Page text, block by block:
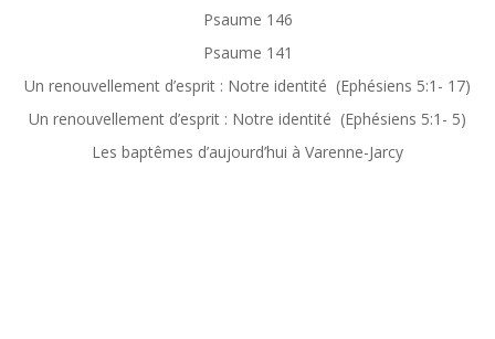
Psaume 146
Psaume 141
Un renouvellement d’esprit : Notre identité (Ephésiens 5:1- 17)
Un renouvellement d’esprit : Notre identité (Ephésiens 5:1- 5)
Les baptêmes d’aujourd’hui à Varenne-Jarcy